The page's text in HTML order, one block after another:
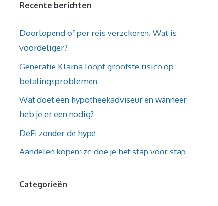
Recente berichten
Doorlopend of per reis verzekeren. Wat is
voordeliger?
Generatie Klarna loopt grootste risico op
betalingsproblemen
Wat doet een hypotheekadviseur en wanneer
heb je er een nodig?
DeFi zonder de hype
Aandelen kopen: zo doe je het stap voor stap
Categorieën